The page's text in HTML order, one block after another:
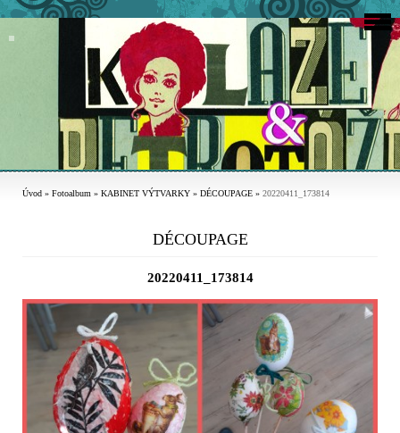
Úvod » Fotoalbum » KABINET VÝTVARKY » DÉCOUPAGE » 20220411_173814
DÉCOUPAGE
20220411_173814